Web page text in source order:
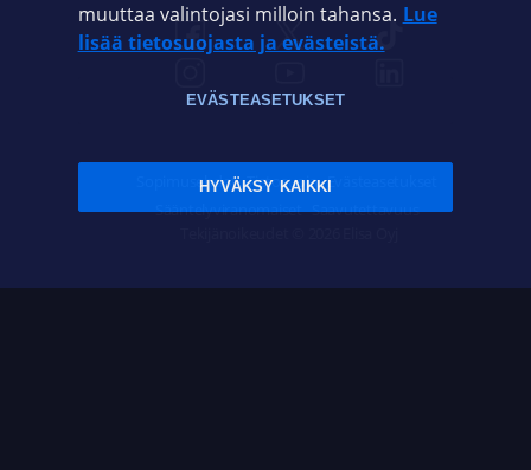
Sopimusehdot Tietosuoja Evästeasetukset
Sääntelyviranomaiset Saavutettavuus
muuttaa valintojasi milloin tahansa. Lue
lisää tietosuojasta ja evästeistä.
EVÄSTEASETUKSET
HYVÄKSY KAIKKI